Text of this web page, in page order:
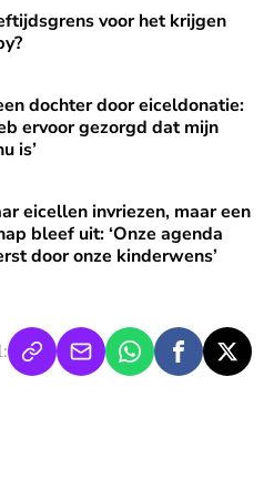
voor het krijgen
het krijgen van een baby?
dochter door eiceldonatie:
ervoor gezorgd dat mijn
is’
eiceldonatie: ‘Alleen ik heb
eicellen invriezen, maar een
bleef uit: ‘Onze agenda
door onze kinderwens’
maar een zwangerschap